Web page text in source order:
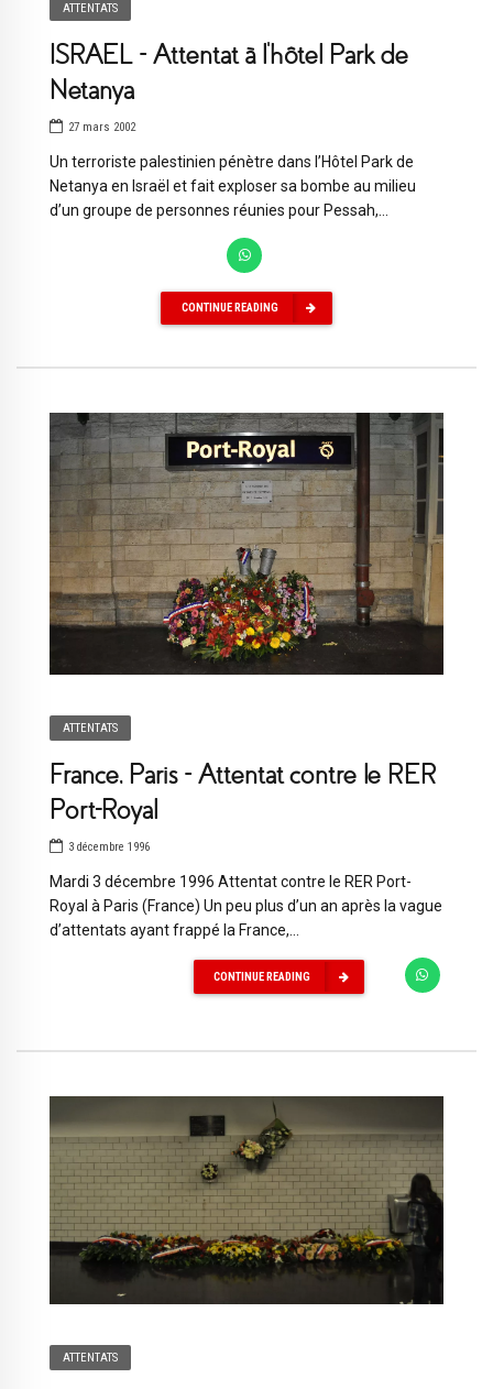
ATTENTATS
ISRAEL – Attentat à l’hôtel Park de
Netanya
27 mars 2002
Un terroriste palestinien pénètre dans l’Hôtel Park de
Netanya en Israël et fait exploser sa bombe au milieu
d’un groupe de personnes réunies pour Pessah,...
CONTINUE READING
ATTENTATS
France, Paris – Attentat contre le RER
Port-Royal
3 décembre 1996
Mardi 3 décembre 1996 Attentat contre le RER Port-
Royal à Paris (France) Un peu plus d’un an après la vague
d’attentats ayant frappé la France,...
CONTINUE READING
ATTENTATS